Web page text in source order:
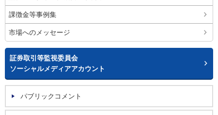
課徴金等事例集
市場へのメッセージ
証券取引等監視委員会
ソーシャルメディアアカウント
パブリックコメント